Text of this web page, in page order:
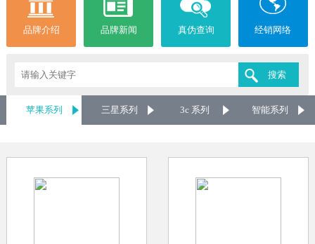
品牌介绍 品牌新闻 真伪查询 经销网络
苹果系列 三星系列 3c 系列 智能系列